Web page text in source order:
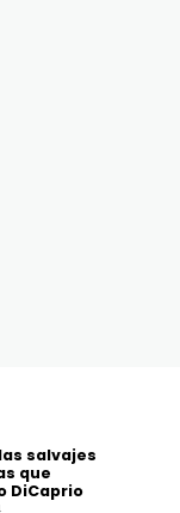
salvajes
que
DiCaprio